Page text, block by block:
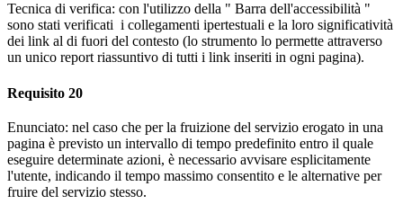
Tecnica di verifica: con l'utilizzo della " Barra dell'accessibilità "
sono stati verificati i collegamenti ipertestuali e la loro significatività
dei link al di fuori del contesto (lo strumento lo permette attraverso
un unico report riassuntivo di tutti i link inseriti in ogni pagina).
Requisito 20
Enunciato: nel caso che per la fruizione del servizio erogato in una
pagina è previsto un intervallo di tempo predefinito entro il quale
eseguire determinate azioni, è necessario avvisare esplicitamente
l'utente, indicando il tempo massimo consentito e le alternative per
fruire del servizio stesso.